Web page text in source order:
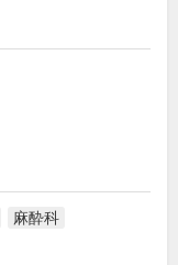
麻酔科